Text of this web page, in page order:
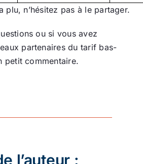
plu, n’hésitez pas à le partager.
ou si vous avez
partenaires du tarif bas-
petit commentaire.
l’auteur :